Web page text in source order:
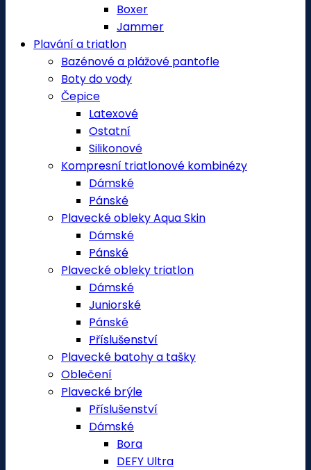
Boxer
Jammer
Plavání a triatlon
Bazénové a plážové pantofle
Boty do vody
Čepice
Latexové
Ostatní
Silikonové
Kompresní triatlonové kombinézy
Dámské
Pánské
Plavecké obleky Aqua Skin
Dámské
Pánské
Plavecké obleky triatlon
Dámské
Juniorské
Pánské
Příslušenství
Plavecké batohy a tašky
Oblečení
Plavecké brýle
Příslušenství
Dámské
Bora
DEFY Ultra